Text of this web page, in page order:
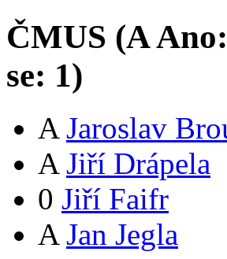
ČMUS (AAno:
se: 1)
A Jaroslav
A Jiří Drápela
0 Jiří Faifr
A Jan Jegla